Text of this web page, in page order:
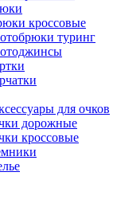
кроссовые
туринг
для очков
дорожные
кроссовые